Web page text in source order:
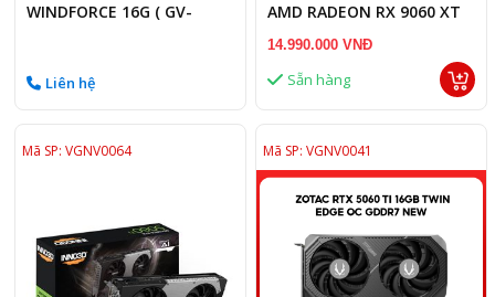
WINDFORCE 16G ( GV-
Liên hệ
AMD RADEON RX 9060 XT
GAMING OC 16GB
14.990.000 VNĐ
Sẵn hàng
Mã SP: VGNV0064 Mã SP: VGNV0041